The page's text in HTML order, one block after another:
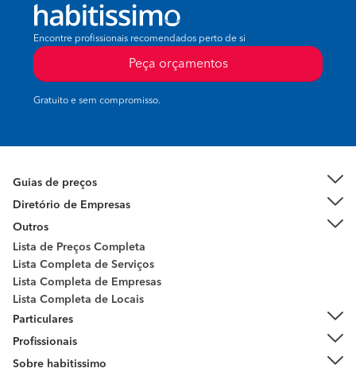
Encontre profissionais recomendados perto de si
Peça orçamentos
Gratuito e sem compromisso.
Guias de preços
Diretório de Empresas
Outros
Lista de Preços Completa
Lista Completa de Serviços
Lista Completa de Empresas
Lista Completa de Locais
Particulares
Profissionais
Sobre habitissimo